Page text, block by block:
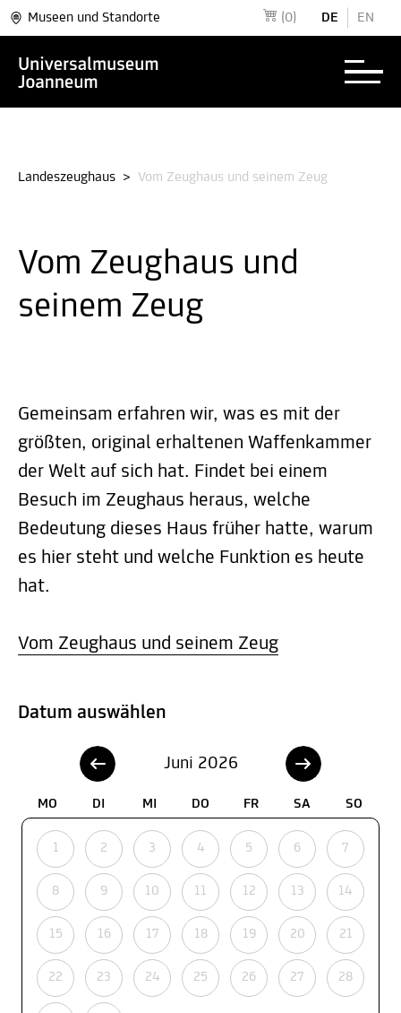
Museen und Standorte (0) DE EN
Landeszeughaus > Vom Zeughaus und seinem Zeug
Vom Zeughaus und
seinem Zeug
Gemeinsam erfahren wir, was es mit der
größten, original erhaltenen Waffenkammer
der Welt auf sich hat. Findet bei einem
Besuch im Zeughaus heraus, welche
Bedeutung dieses Haus früher hatte, warum
es hier steht und welche Funktion es heute
hat.
Vom Zeughaus und seinem Zeug
Datum auswählen
Juni 2026
MO DI MI DO FR SA SO
1 2 3 4 5 6 7
8 9 10 11 12 13 14
15 16 17 18 19 20 21
22 23 24 25 26 27 28